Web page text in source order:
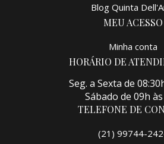
Blog Quinta
MEU ACESSO
Minha conta
HORÁRIO DE
Seg. a Sexta de
Sábado de 09h
TELEFONE DE
(21) 99744-